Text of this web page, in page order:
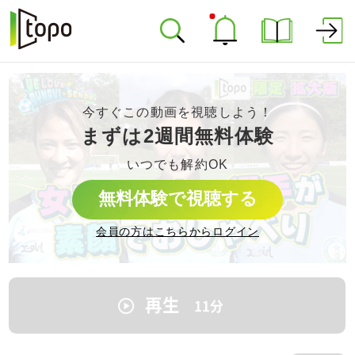
今すぐこの動画を視聴しよう！
まずは2週間無料体験
いつでも解約OK
無料体験で視聴する
会員の方はこちらからログイン
再生 11 分